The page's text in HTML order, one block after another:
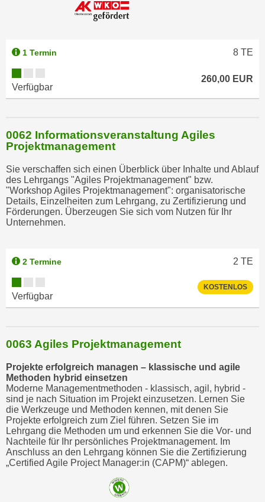
1 Termin 8 TE
Verfügbar
260,00 EUR
0062 Informationsveranstaltung Agiles
Projektmanagement
Sie verschaffen sich einen Überblick über Inhalte und Ablauf
des Lehrgangs "Agiles Projektmanagement" bzw.
"Workshop Agiles Projektmanagement": organisatorische
Details, Einzelheiten zum Lehrgang, zu Zertifizierung und
Förderungen. Überzeugen Sie sich vom Nutzen für Ihr
Unternehmen.
2 Termine 2 TE
Verfügbar
KOSTENLOS
0063 Agiles Projektmanagement
Projekte erfolgreich managen – klassische und agile
Methoden hybrid einsetzen
Moderne Managementmethoden - klassisch, agil, hybrid -
sind je nach Situation im Projekt einzusetzen. Lernen Sie
die Werkzeuge und Methoden kennen, mit denen Sie
Projekte erfolgreich zum Ziel führen. Setzen Sie im
Lehrgang die Methoden um und erkennen Sie die Vor- und
Nachteile für Ihr persönliches Projektmanagement. Im
Anschluss an den Lehrgang können Sie die Zertifizierung
„Certified Agile Project Manager:in (CAPM)“ ablegen.